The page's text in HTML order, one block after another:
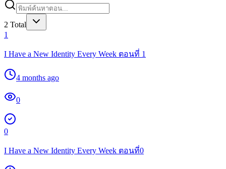
2 Total
1
I Have a New Identity Every Week ตอนที่ 1
4 months ago
0
0
I Have a New Identity Every Week ตอนที่0